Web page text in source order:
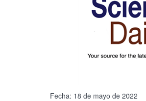
Fecha: 18 de mayo de 2022